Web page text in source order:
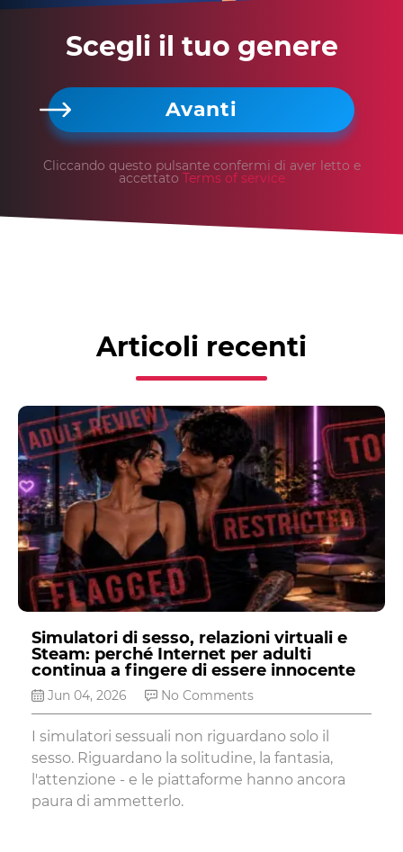
Scegli il tuo genere
Avanti
Cliccando questo pulsante confermi di aver letto e
accettato Terms of service
Articoli recenti
Simulatori di sesso, relazioni virtuali e
Steam: perché Internet per adulti
continua a fingere di essere innocente
Jun 04, 2026 No Comments
I simulatori sessuali non riguardano solo il
sesso. Riguardano la solitudine, la fantasia,
l'attenzione - e le piattaforme hanno ancora
paura di ammetterlo.